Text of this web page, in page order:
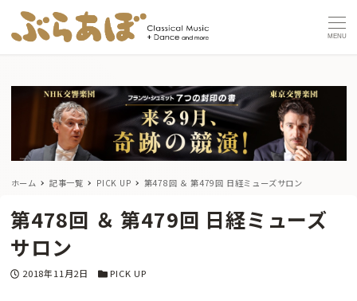
MENU
ホーム 記事一覧 PICK UP 第478回 ＆ 第479回 日経ミューズサロン
第478回 ＆ 第479回 日経ミューズ
サロン
投稿日
2018年11月2日 カテゴリー
PICK UP